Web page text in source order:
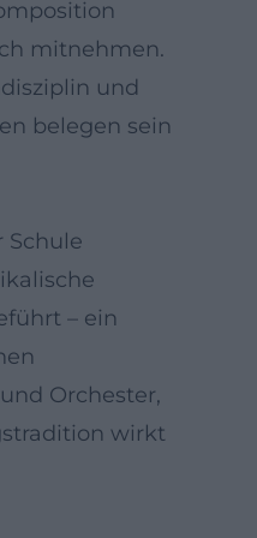
mitnehmen.
und
belegen sein
Schule
– ein
Orchester,
wirkt